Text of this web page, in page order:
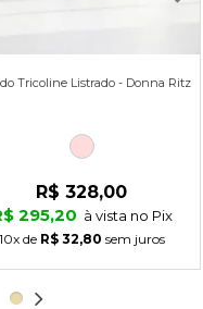
Tricoline Listrado - Donna Ritz
R$ 328,00
295,20 à vista no Pix
10xde R$ 32,80 sem juros